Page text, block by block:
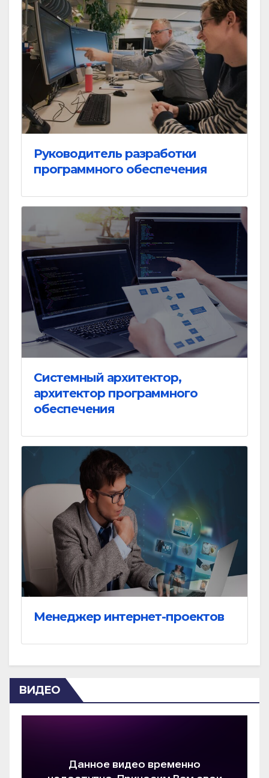
Руководитель разработки
программного обеспечения
Системный архитектор,
архитектор программного
обеспечения
Менеджер интернет-проектов
ВИДЕО